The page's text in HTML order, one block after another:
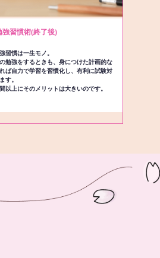
強習慣術(終了後)
習慣は一生モノ。
勉強をするときも、身につけた計画的な
ば自力で学習を習慣化し、有利に試験対
す。
以上にそのメリットは大きいのです。